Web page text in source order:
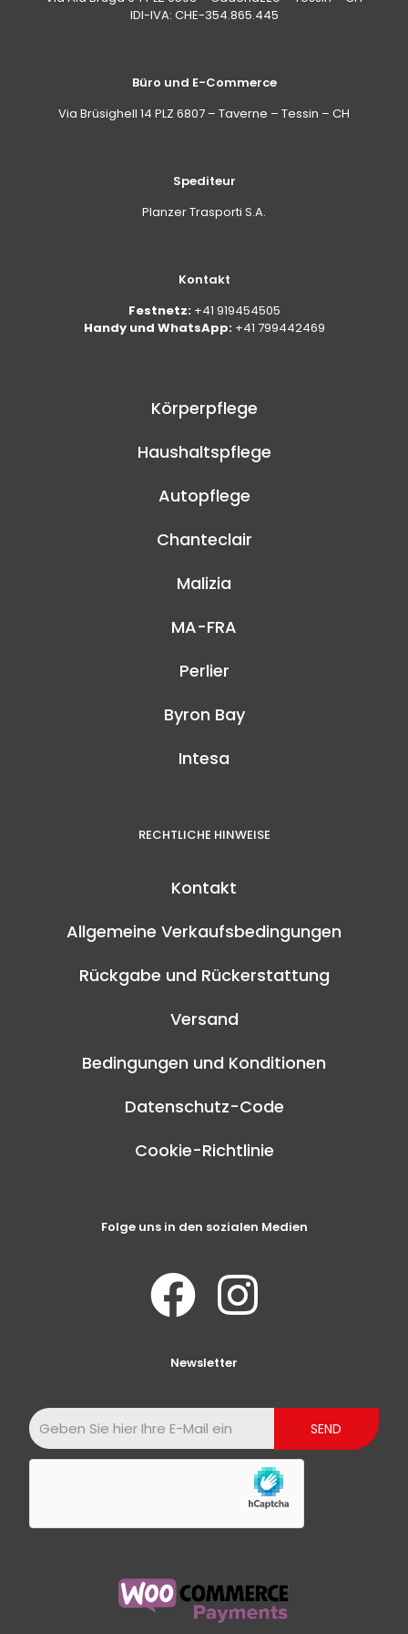
IDI-IVA: CHE-354.865.445
Büro und E-Commerce
Via Brüsighell 14 PLZ 6807 – Taverne – Tessin – CH
Spediteur
Planzer Trasporti S.A.
Kontakt
Festnetz: +41 919454505
Handy und WhatsApp: +41 799442469
Körperpflege
Haushaltspflege
Autopflege
Chanteclair
Malizia
MA-FRA
Perlier
Byron Bay
Intesa
RECHTLICHE HINWEISE
Kontakt
Allgemeine Verkaufsbedingungen
Rückgabe und Rückerstattung
Versand
Bedingungen und Konditionen
Datenschutz-Code
Cookie-Richtlinie
Folge uns in den sozialen Medien
Newsletter